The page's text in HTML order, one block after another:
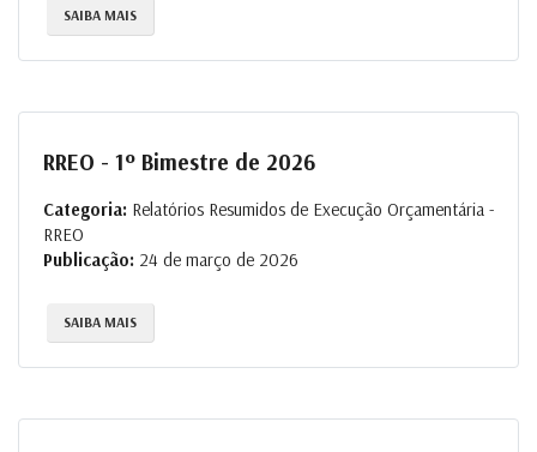
SAIBA MAIS
RREO - 1º Bimestre de 2026
Categoria: Relatórios Resumidos de Execução Orçamentária -
RREO
Publicação: 24 de março de 2026
SAIBA MAIS